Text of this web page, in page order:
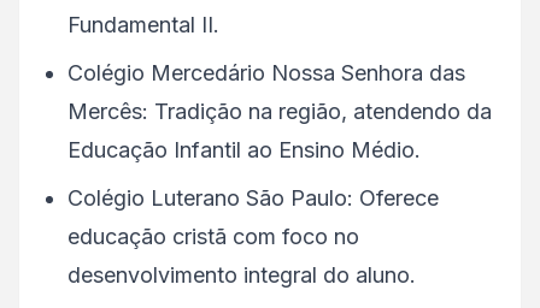
Fundamental II.
Colégio Mercedário Nossa Senhora das
Mercês: Tradição na região, atendendo da
Educação Infantil ao Ensino Médio.
Colégio Luterano São Paulo: Oferece
educação cristã com foco no
desenvolvimento integral do aluno.